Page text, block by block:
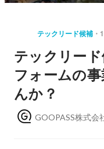
テックリード候補
テックリー
フォームの
んか？
GOOPASS株式会